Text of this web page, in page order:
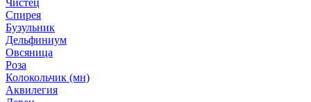
Чистец
Спирея
Бузульник
Дельфиниум
Овсяница
Роза
Колокольчик (мн)
Аквилегия